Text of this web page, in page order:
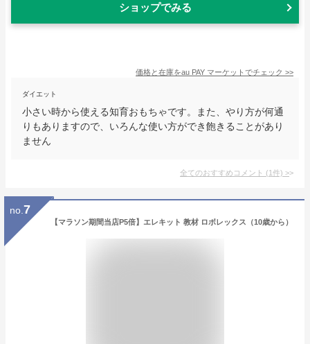
ショップでみる
価格と在庫をau PAY マーケット でチェック >>
ダイエット
小さい時から使える知育おもちゃです。また、やり方が何通
りもありますので、いろんな使い方ができ飽きることがあり
ません
全てのおすすめコメント (1件) >
no. 7
【マラソン期間当店P5倍】エレキット 教材 ロボレックス（10歳から）